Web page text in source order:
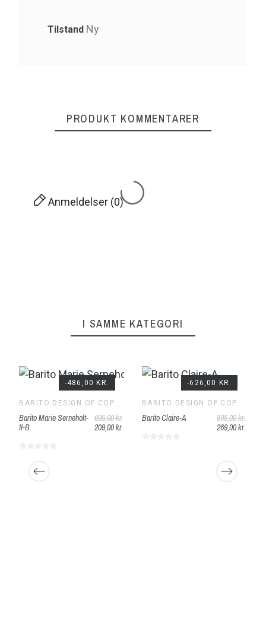
Tilstand Ny
PRODUKT KOMMENTARER
Anmeldelser (0)
I SAMME KATEGORI
BARITO DESIGN OF COPENHAGEN
Barito Marie Serneholt-
II-B
695,00 kr.
209,00 kr.
-486,00 KR.
BARITO DESIGN OF COPENHAGEN
Barito Claire-A
895,00 kr.
269,00 kr.
-626,00 KR.